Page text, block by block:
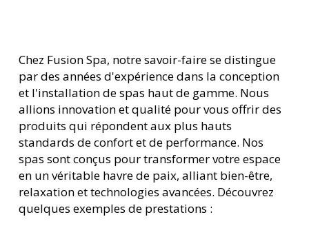
Chez Fusion Spa, notre savoir-faire se distingue
par des années d'expérience dans la conception
et l'installation de spas haut de gamme. Nous
allions innovation et qualité pour vous offrir des
produits qui répondent aux plus hauts
standards de confort et de performance. Nos
spas sont conçus pour transformer votre espace
en un véritable havre de paix, alliant bien-être,
relaxation et technologies avancées. Découvrez
quelques exemples de prestations :